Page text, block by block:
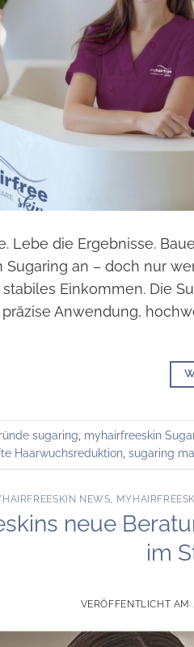
Lebe die Ergebnisse.
Sugaring an – doch nur
Einkommen. Die
Anwendung,
sugaring myhairfreeskin
Haarwuchsreduktion sugaring
NEWS,
neue
im
VERÖFFENTLICHT AM